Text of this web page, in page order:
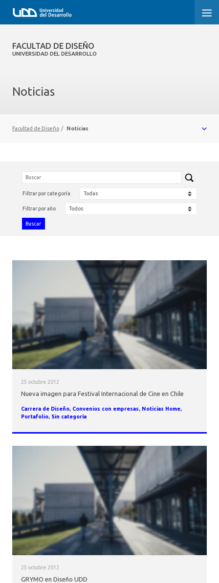
FACULTAD DE DISEÑO
UNIVERSIDAD DEL DESARROLLO
FACULTAD DE DISEÑO
SOBRE LA FACULTAD
POSTGRADOS Y EDUCACIÓN CONTINUA
VINCULACIÓN CON EL MEDIO
AGENDA
Noticias
Facultad de Diseño / Noticias
Filtrar por categoría
Filtrar por año
Buscar
25 octubre 2012
Nueva imagen para Festival Internacional de Cine en Chile
Carrera de Diseño, Convenios con empresas, Noticias Home,
Portafolio, Sin categoría
25 octubre 2012
GRYMO en Diseño UDD